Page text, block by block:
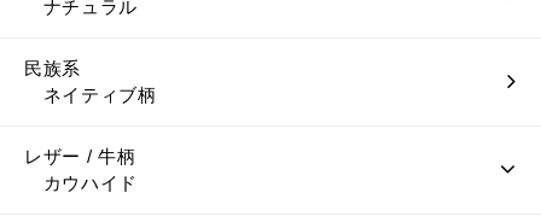
ナチュラル
民族系
ネイティブ柄
レザー / 牛柄
カウハイド